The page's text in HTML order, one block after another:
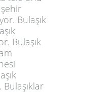
Bulaşık
Bulaşık